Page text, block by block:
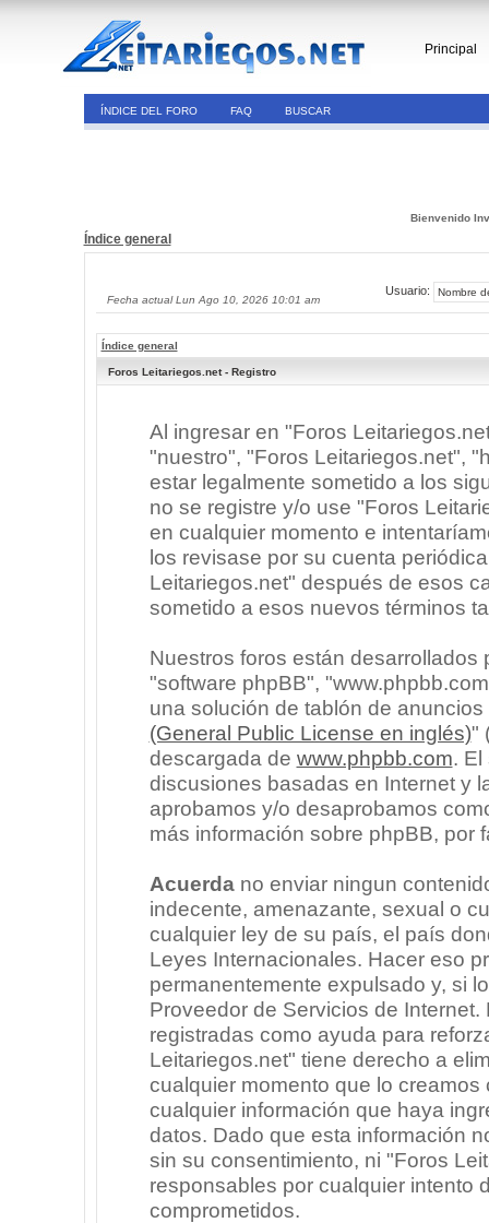
Principal
ÍNDICE DEL FORO FAQ BUSCAR
Bienvenido
Índice general
Fecha actual Lun Ago 10, 2026 10:01 am
Usuario:
Índice general
Foros Leitariegos.net - Registro
Al ingresar en "Foros
"nuestro", "Foros Leitariegos.net",
estar legalmente sometido a los
no se registre y/o use "Foros
en cualquier momento e
los revisase por su cuenta
Leitariegos.net" después de esos
sometido a esos nuevos términos
Nuestros foros están
"software phpBB",
una solución de tablón de
(General Public License en inglés)"
descargada de www.phpbb.com. El
discusiones basadas en Internet y
aprobamos y/o desaprobamos
más información sobre phpBB, por
Acuerdano enviar ningun
indecente, amenazante, sexual o
cualquier ley de su país, el país
Leyes Internacionales. Hacer eso
permanentemente expulsado y, si
Proveedor de Servicios de
registradas como ayuda para
Leitariegos.net" tiene derecho a
cualquier momento que lo
cualquier información que haya
datos. Dado que esta información
sin su consentimiento, ni "Foros
responsables por cualquier intento
comprometidos.